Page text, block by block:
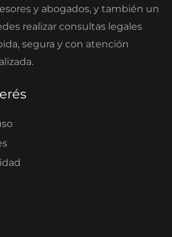
y abogados, y también un
realizar consultas legales
segura y con atención